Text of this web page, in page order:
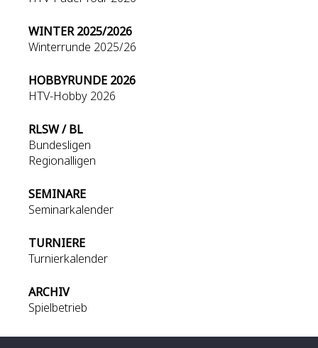
WINTER 2025/2026
Winterrunde 2025/26
HOBBYRUNDE 2026
HTV-Hobby 2026
RLSW / BL
Bundesligen
Regionalligen
SEMINARE
Seminarkalender
TURNIERE
Turnierkalender
ARCHIV
Spielbetrieb